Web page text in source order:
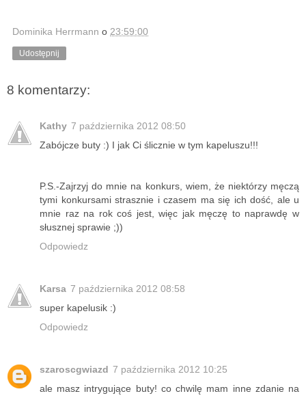
Dominika Herrmann o 23:59:00
Udostępnij
8 komentarzy:
Kathy 7 października 2012 08:50
Zabójcze buty :) I jak Ci ślicznie w tym kapeluszu!!!
P.S.-Zajrzyj do mnie na konkurs, wiem, że niektórzy męczą
tymi konkursami strasznie i czasem ma się ich dość, ale u
mnie raz na rok coś jest, więc jak męczę to naprawdę w
słusznej sprawie ;))
Odpowiedz
Karsa 7 października 2012 08:58
super kapelusik :)
Odpowiedz
szaroscgwiazd 7 października 2012 10:25
ale masz intrygujące buty! co chwilę mam inne zdanie na